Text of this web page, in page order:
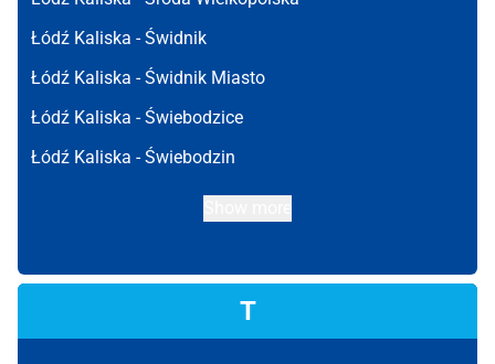
Łódź Kaliska -Świdnik
Łódź Kaliska -Świdnik Miasto
Łódź Kaliska -Świebodzice
Łódź Kaliska -Świebodzin
T